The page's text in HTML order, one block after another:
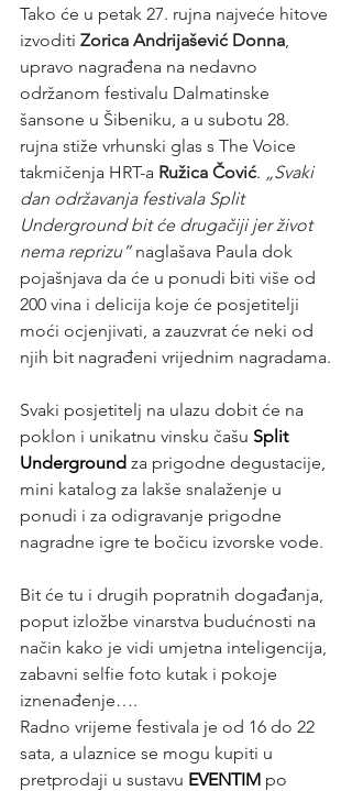
Tako će u petak 27. rujna najveće hitove
izvoditi Zorica Andrijašević Donna
upravo nagrađena na nedavno
održanom festivalu Dalmatinske
šansone u Šibeniku, a u subotu 28.
rujna stiže vrhunski glas s The Voice
takmičenja HRT-a Ružica Čović. „Svaki
dan održavanja festivala Split
Underground bit će drugačiji jer život
nema reprizu“ naglašava Paula dok
pojašnjava da će u ponudi biti više od
200 vina i delicija koje će posjetitelji
moći ocjenjivati, a zauzvrat će neki od
njih bit nagrađeni vrijednim nagradama.
Svaki posjetitelj na ulazu dobit će na
poklon i unikatnu vinsku čašu Split
Underground za prigodne degustacije,
mini katalog za lakše snalaženje u
ponudi i za odigravanje prigodne
nagradne igre te bočicu izvorske vode.
Bit će tu i drugih popratnih događanja,
poput izložbe vinarstva budućnosti na
način kako je vidi umjetna inteligencija,
zabavni selfie foto kutak i pokoje
iznenađenje….
Radno vrijeme festivala je od 16 do 22
sata, a ulaznice se mogu kupiti u
pretprodaji u sustavu EVENTIM po